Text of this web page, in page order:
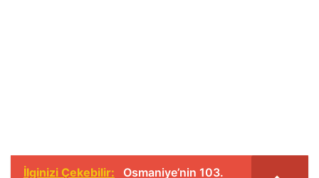
İlginizi Çekebilir: Osmaniye’nin 103.